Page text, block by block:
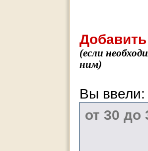
(если
ним)
Вы